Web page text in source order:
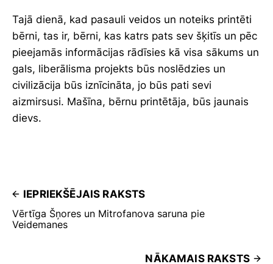
Tajā dienā, kad pasauli veidos un noteiks printēti
bērni, tas ir, bērni, kas katrs pats sev šķitīs un pēc
pieejamās informācijas rādīsies kā visa sākums un
gals, liberālisma projekts būs noslēdzies un
civilizācija būs iznīcināta, jo būs pati sevi
aizmirsusi. Mašīna, bērnu printētāja, būs jaunais
dievs.
IEPRIEKŠĒJAIS RAKSTS
Vērtīga Šņores un Mitrofanova saruna pie
Veidemanes
NĀKAMAIS RAKSTS